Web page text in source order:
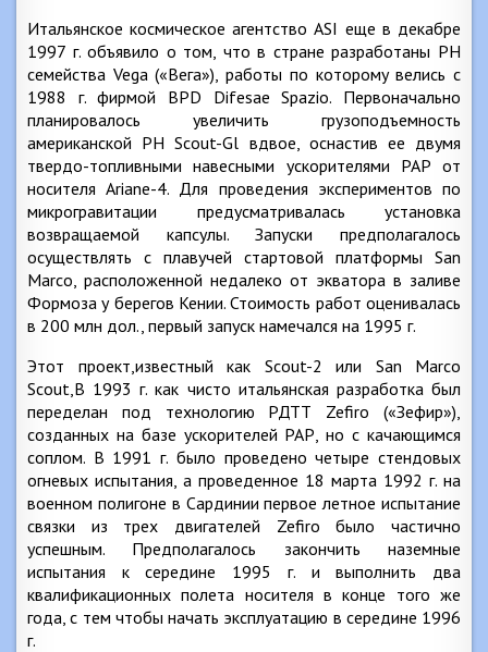
Итальянское космическое агентство ASI еще в декабре
1997 г. объявило о том, что в стране разработаны РН
семейства Vega («Beга»), работы по которому велись с
1988 г. фирмой BPD Difesae Spazio. Первоначально
планировалось увеличить грузоподъемность
американской РН Scout-Gl вдвое, оснастив ее двумя
твердо-топливными навесными ускорителями РАР от
носителя Ariane-4. Для проведения экспериментов по
микрогравитации предусматривалась установка
возвращаемой капсулы. Запуски предполагалось
осуществлять с плавучей стартовой платформы San
Marco, расположенной недалеко от экватора в заливе
Формоза у берегов Кении. Стоимость работ оценивалась
в 200 млн дол., первый запуск намечался на 1995 г.
Этот проект,известный как Scout-2 или San Marco
Scout,B 1993 г. как чисто итальянская разработка был
переделан под технологию РДТТ Zefiro («Зефир»),
созданных на базе ускорителей РАР, но с качающимся
соплом. В 1991 г. было проведено четыре стендовых
огневых испытания, а проведенное 18 марта 1992 г. на
военном полигоне в Сардинии первое летное испытание
связки из трех двигателей Zefiro было частично
успешным. Предполагалось закончить наземные
испытания к середине 1995 г. и выполнить два
квалификационных полета носителя в конце того же
года, с тем чтобы начать эксплуатацию в середине 1996
г.